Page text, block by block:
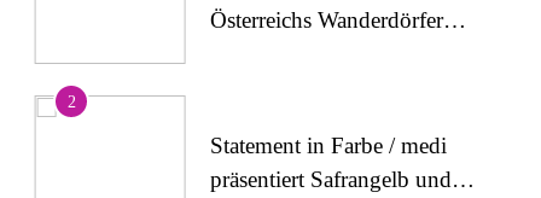
Österreichs Wanderdörfer
2
Statement in Farbe / medi
präsentiert Safrangelb und